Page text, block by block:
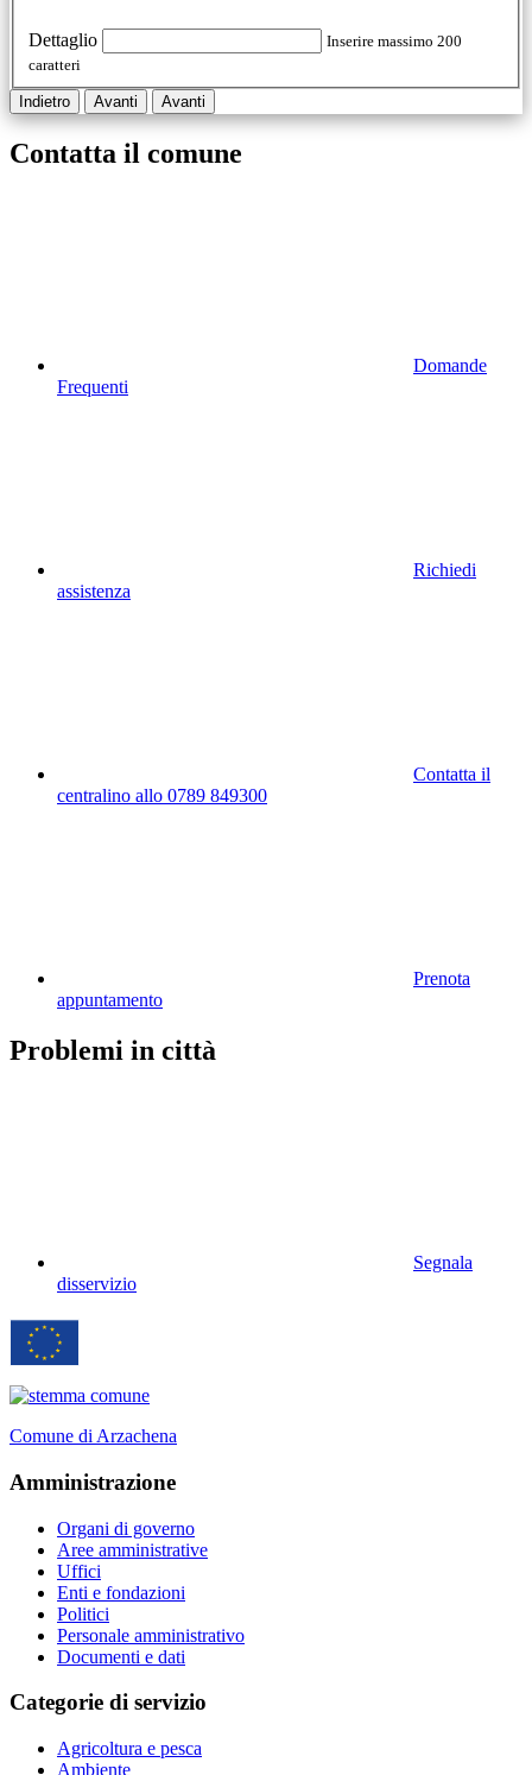
Dettaglio
Inserire massimo 200
caratteri
Indietro Avanti Avanti
Contatta il comune
Domande
Frequenti
Richiedi
assistenza
Contatta il
centralino allo 0789 849300
Prenota
appuntamento
Problemi in città
Segnala
disservizio
Comune di Arzachena
Amministrazione
Organi di governo
Aree amministrative
Uffici
Enti e fondazioni
Politici
Personale amministrativo
Documenti e dati
Categorie di servizio
Agricoltura e pesca
Ambiente